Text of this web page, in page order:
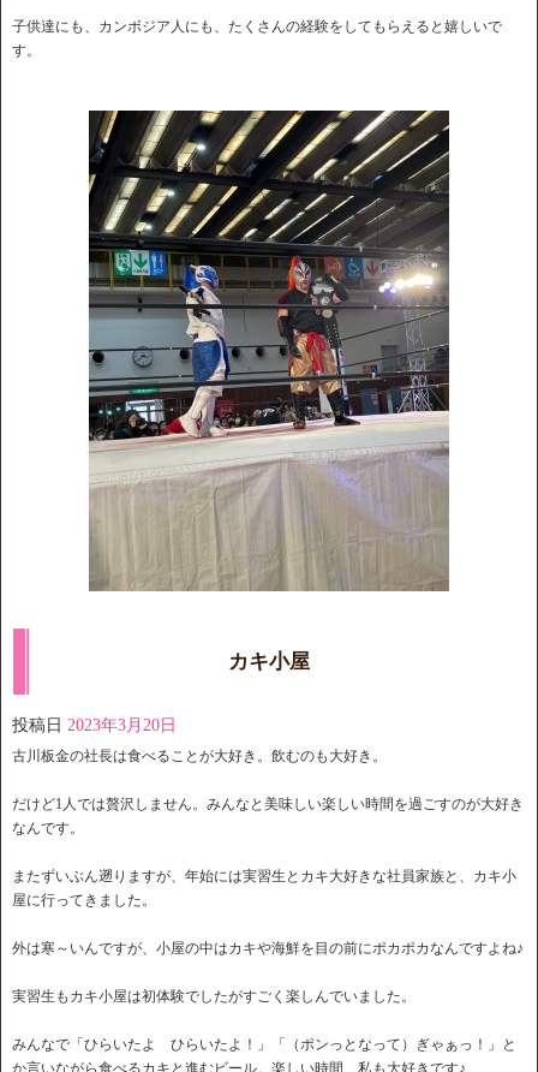
子供達にも、カンボジア人にも、たくさんの経験をしてもらえると嬉しいで
す。
カキ小屋
投稿日 2023年3月20日
古川板金の社長は食べることが大好き。飲むのも大好き。
だけど1人では贅沢しません。みんなと美味しい楽しい時間を過ごすのが大好き
なんです。
またずいぶん遡りますが、年始には実習生とカキ大好きな社員家族と、カキ小
屋に行ってきました。
外は寒～いんですが、小屋の中はカキや海鮮を目の前にポカポカなんですよね♪
実習生もカキ小屋は初体験でしたがすごく楽しんでいました。
みんなで「ひらいたよ ひらいたよ！」「（ポンっとなって）ぎゃぁっ！」と
か言いながら食べるカキと進むビール。楽しい時間、私も大好きです♪